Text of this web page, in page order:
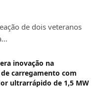
de dois veteranos
inovação na
carregamento com
ultrarrápido de 1,5 MW